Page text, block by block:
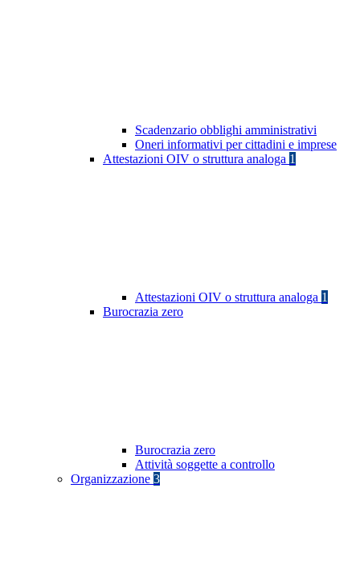
Scadenzario obblighi amministrativi
Oneri informativi per cittadini e imprese
Attestazioni OIV o struttura analoga 1
Attestazioni OIV o struttura analoga 1
Burocrazia zero
Burocrazia zero
Attività soggette a controllo
Organizzazione 3